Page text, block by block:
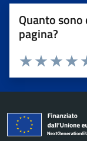
Quanto
pagina?
Valuta da 1 a 5
Valuta 3
Valuta 2
Valuta 1 stelle